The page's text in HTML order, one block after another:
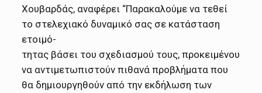
Χουβαρδάς, αναφέρει “Παρακαλούμε να τεθεί
το στελεχιακό δυναμικό σας σε κατάσταση
ετοιμό-
τητας βάσει του σχεδιασμού τους, προκειμένου
να αντιμετωπιστούν πιθανά προβλήματα που
θα δημιουργηθούν από την εκδήλωση των